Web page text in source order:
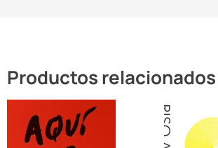
Productos relacionados